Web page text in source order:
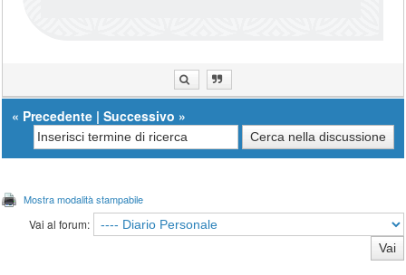
« Precedente |Successivo »
Mostra modalità stampabile
Vai al forum: